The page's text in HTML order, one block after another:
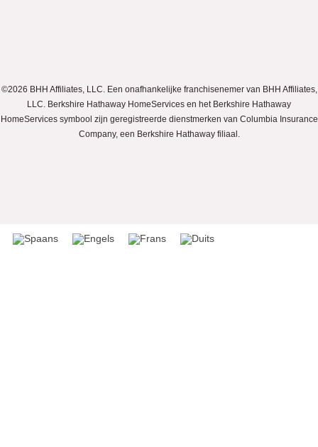
©2026 BHH Affiliates, LLC. Een onafhankelijke franchisenemer van BHH Affiliates,
LLC. Berkshire Hathaway HomeServices en het Berkshire Hathaway
HomeServices symbool zijn geregistreerde dienstmerken van Columbia Insurance
Company, een Berkshire Hathaway filiaal.